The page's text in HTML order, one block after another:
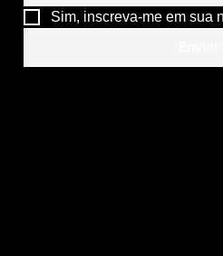
Sim, inscreva-me em sua